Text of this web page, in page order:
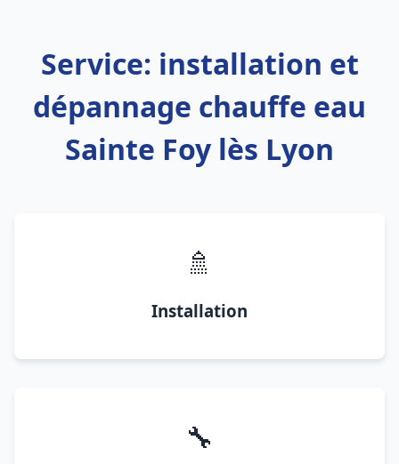
Service: installation et
dépannage chauffe eau
Sainte Foy lès Lyon
🚿
Installation
🔧